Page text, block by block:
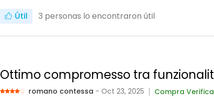
Útil 3 personas lo encontraron útil
Ottimo compromesso tra
romano contessa - Oct 23, 2025 Compra